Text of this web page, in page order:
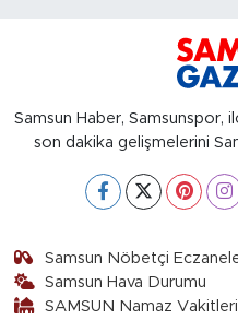
Samsun Haber, Samsunspor,
son dakika gelişmelerini
Samsun Nöbetçi
Samsun Hava Durumu
SAMSUN Namaz Vakitleri